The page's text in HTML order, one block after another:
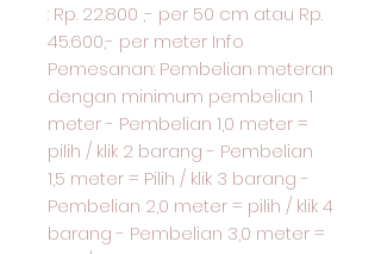
: Rp. 22.800 ,- per 50 cm atau Rp.
45.600,- per meter Info
Pemesanan: Pembelian meteran
dengan minimum pembelian 1
meter - Pembelian 1,0 meter =
pilih / klik 2 barang - Pembelian
1,5 meter = Pilih / klik 3 barang -
Pembelian 2,0 meter = pilih / klik 4
barang - Pembelian 3,0 meter =